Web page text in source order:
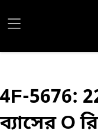
4F-5676:
ব্যাসের O